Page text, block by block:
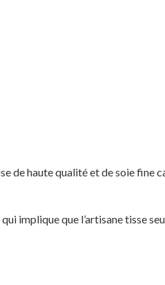
de haute qualité et de soie fine
implique que l’artisane tisse